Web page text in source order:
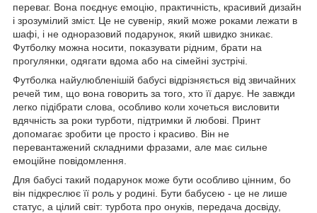
переваг. Вона поєднує емоцію, практичність, красивий дизайн
і зрозумілий зміст. Це не сувенір, який може роками лежати в
шафі, і не одноразовий подарунок, який швидко зникає.
Футболку можна носити, показувати рідним, брати на
прогулянки, одягати вдома або на сімейні зустрічі.
Футболка найулюбленішій бабусі відрізняється від звичайних
речей тим, що вона говорить за того, хто її дарує. Не завжди
легко підібрати слова, особливо коли хочеться висловити
вдячність за роки турботи, підтримки й любові. Принт
допомагає зробити це просто і красиво. Він не
перевантажений складними фразами, але має сильне
емоційне повідомлення.
Для бабусі такий подарунок може бути особливо цінним, бо
він підкреслює її роль у родині. Бути бабусею - це не лише
статус, а цілий світ: турбота про онуків, передача досвіду,